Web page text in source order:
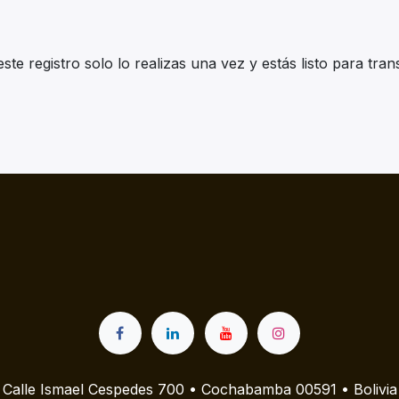
registro solo lo realizas una vez y estás listo para
Calle Ismael Cespedes 700 • Cochabamba 00591 • Bolivia